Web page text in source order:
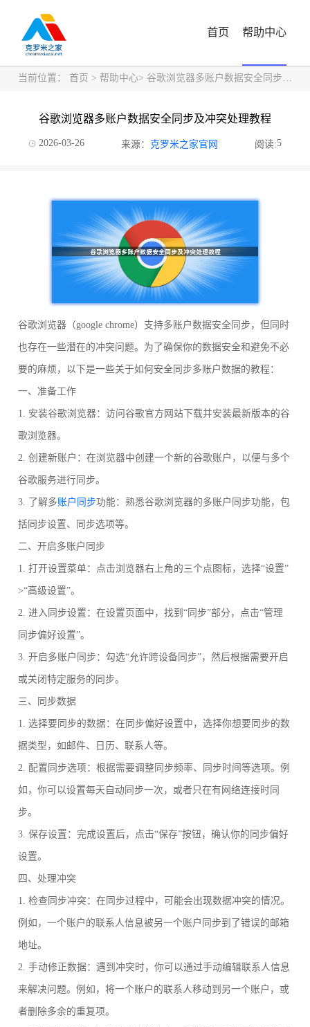
首页 帮助中心
当前位置： 首页 > 帮助中心> 谷歌浏览器多账户数据安全同步及冲突处理教程
谷歌浏览器多账户数据安全同步及冲突处理教程
2026-03-26 来源： 克罗米之家官网 阅读:5
谷歌浏览器（google chrome）支持多账户数据安全同步，但同时
也存在一些潜在的冲突问题。为了确保你的数据安全和避免不必
要的麻烦，以下是一些关于如何安全同步多账户数据的教程：
一、准备工作
1. 安装谷歌浏览器：访问谷歌官方网站下载并安装最新版本的谷
歌浏览器。
2. 创建新账户：在浏览器中创建一个新的谷歌账户，以便与多个
谷歌服务进行同步。
3. 了解多账户同步功能：熟悉谷歌浏览器的多账户同步功能，包
括同步设置、同步选项等。
二、开启多账户同步
1. 打开设置菜单：点击浏览器右上角的三个点图标，选择“设置”
>“高级设置”。
2. 进入同步设置：在设置页面中，找到“同步”部分，点击“管理
同步偏好设置”。
3. 开启多账户同步：勾选“允许跨设备同步”，然后根据需要开启
或关闭特定服务的同步。
三、同步数据
1. 选择要同步的数据：在同步偏好设置中，选择你想要同步的数
据类型，如邮件、日历、联系人等。
2. 配置同步选项：根据需要调整同步频率、同步时间等选项。例
如，你可以设置每天自动同步一次，或者只在有网络连接时同
步。
3. 保存设置：完成设置后，点击“保存”按钮，确认你的同步偏好
设置。
四、处理冲突
1. 检查同步冲突：在同步过程中，可能会出现数据冲突的情况。
例如，一个账户的联系人信息被另一个账户同步到了错误的邮箱
地址。
2. 手动修正数据：遇到冲突时，你可以通过手动编辑联系人信息
来解决问题。例如，将一个账户的联系人移动到另一个账户，或
者删除多余的重复项。